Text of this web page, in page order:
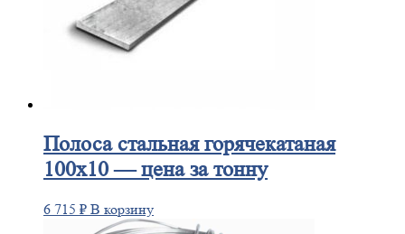
Полосастальная горячекатаная
100х10 — цена за тонну
6 715 ₽ В корзину